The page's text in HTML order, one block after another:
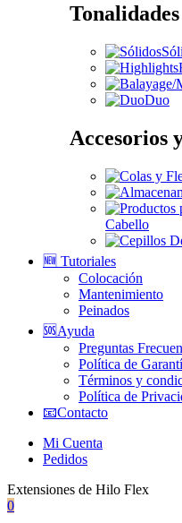
Tonalidades
Duo
Accesorios
Cabello
🆕 Tutoriales
Colocación
Mantenimiento
Peinados
🆘Ayuda
Preguntas
Política de
Términos y
Política de
📧Contacto
Mi Cuenta
Pedidos
Extensiones de Hilo Flex
0